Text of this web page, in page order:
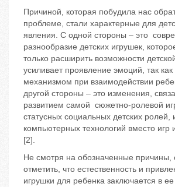
Причиной, которая побудила нас
проблеме, стали характерные для
явления. С одной стороны – это
разнообразие детских игрушек,
только расширить возможности
усиливает проявление эмоций, так
механизмом при взаимодействии
другой стороны – это изменения,
развитием самой сюжетно-ролевой
статусных социальных детских ролей,
компьютерных технологий вместо игр
[2].
Не смотря на обозначенные причины,
отметить, что естественность и
игрушки для ребенка заключается в ее